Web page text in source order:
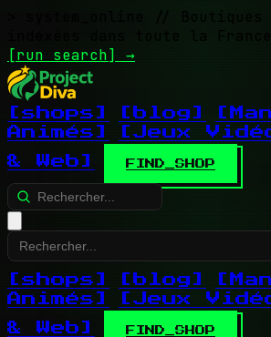
// Boutiques
indexées dans toute la France
[run search] →
[shops] [blog]
Animés]
[Jeux
& Web]
FIND_SHOP
[shops] [blog]
Animés]
[Jeux
& Web]
FIND_SHOP